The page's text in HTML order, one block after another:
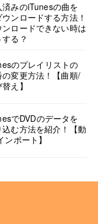
済みのiTunesの曲を
ンロードする方法！
ンロードできない時は
する？
のプレイリストの
の変更方法！【曲順/
え】
でDVDのデータを
込む方法を紹介！【動
ンポート】